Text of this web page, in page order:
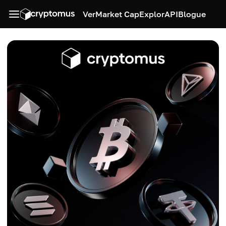
VerMarket CapExplorAPIBlogue